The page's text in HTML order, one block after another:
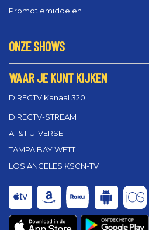
Promotiemiddelen
ONZE SHOWS
WAAR JE KUNT KIJKEN
DIRECTV Kanaal 320
DIRECTV-STREAM
AT&T U-VERSE
TAMPA BAY WFTT
LOS ANGELES KSCN-TV